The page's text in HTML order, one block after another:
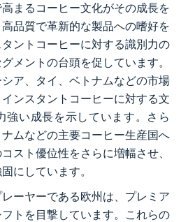
まるコーヒー文化がその成長を
品質で革新的な製品への嗜好を
ントコーヒーに対する識別力の
メントの台頭を促しています。
ア、タイ、ベトナムなどの市場
ンスタントコーヒーに対する文
強い成長を示しています。さら
ムなどの主要コーヒー生産国へ
スト優位性をさらに増幅させ、
にしています。
ーヤーである欧州は、プレミア
トを目撃しています。これらの